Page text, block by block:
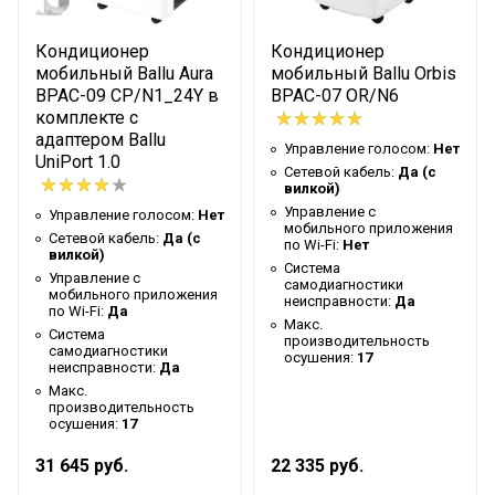
Подсветка пульта
Таймер на отключение
Да
Высота упаковки товара
89
Таймер на включение
Гарантийный документ
Гарантийный талон
Индикация заполнения
емкости
Да
Глубина упаковки товара
35
Цвет корпуса
Бело-черный
Ширина упаковки товара
39
Диаметр воздуховода для
вывода горячего воздуха
Бренд
Макс. потребляемая
Кондиционер
мобильный Ballu Aura
BPAC-09 CP/N1_24Y в
комплекте с
адаптером Ballu
UniPort 1.0
Управление голосом: Нет
Сетевой кабель: Да (с
вилкой)
Управление c
мобильного приложения
по Wi-Fi: Да
Система
самодиагностики
неисправности: Да
Макс.
производительность
осушения: 17
31 645 руб.
Кондиционер
мобильный Ballu Orbis
BPAC-07 OR/N6
Управление голосом: Нет
Сетевой кабель: Да (с
вилкой)
Управление c
мобильного приложения
по Wi-Fi: Нет
Система
самодиагностики
неисправности: Да
Макс.
производительность
осушения: 17
22 335 руб.